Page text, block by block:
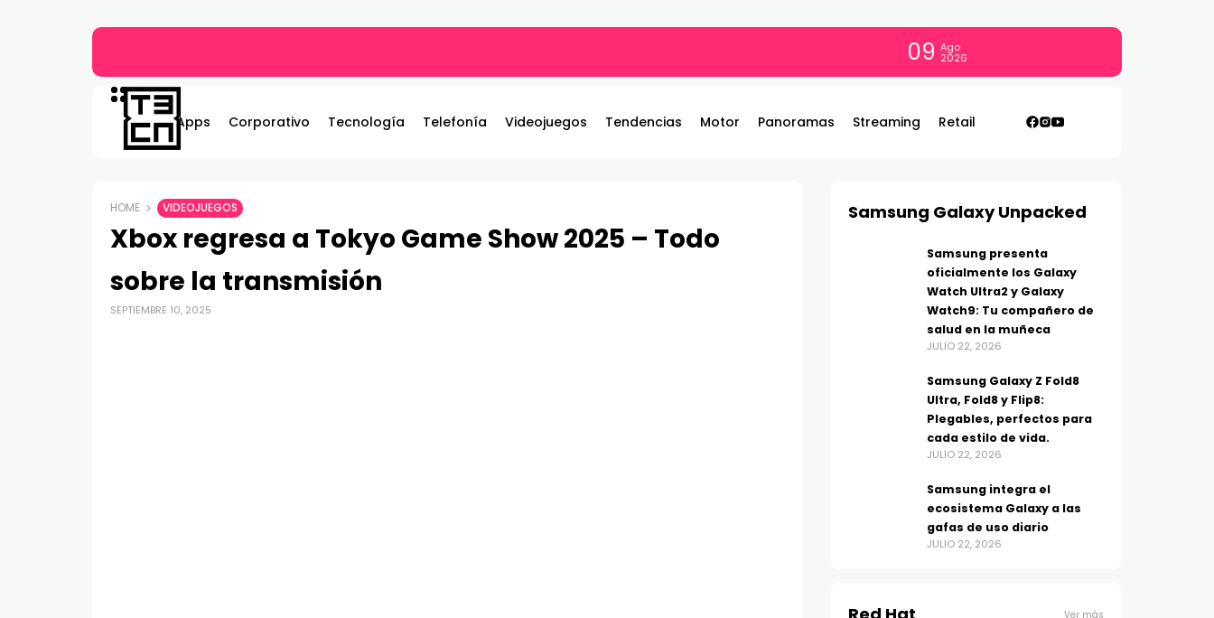
09 Ago
2026
Apps Corporativo Tecnología Telefonía Videojuegos Tendencias Motor Panoramas Streaming Retail
HOME VIDEOJUEGOS
Xbox regresa a Tokyo Game Show 2025 – Todo
sobre la transmisión
SEPTIEMBRE 10, 2025
Samsung Galaxy Unpacked
Samsung presenta
oficialmente los Galaxy
Watch Ultra2 y Galaxy
Watch9: Tu compañero de
salud en la muñeca
JULIO 22, 2026
Samsung Galaxy Z Fold8
Ultra, Fold8 y Flip8:
Plegables, perfectos para
cada estilo de vida.
JULIO 22, 2026
Samsung integra el
ecosistema Galaxy a las
gafas de uso diario
JULIO 22, 2026
Ver más